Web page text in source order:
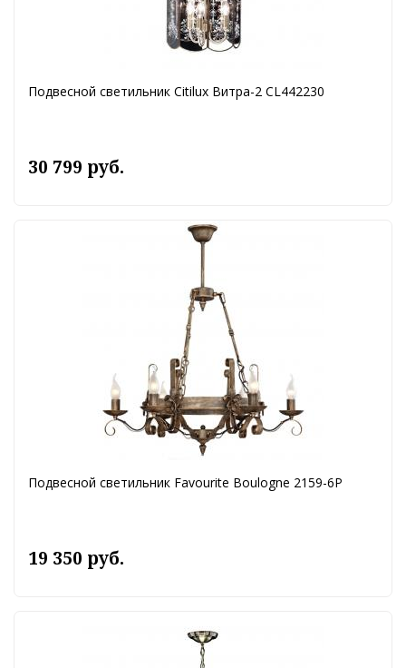
Подвесной светильник Citilux Витра-2 CL442230
30 799 руб.
Подвесной светильник Favourite Boulogne 2159-6P
19 350 руб.